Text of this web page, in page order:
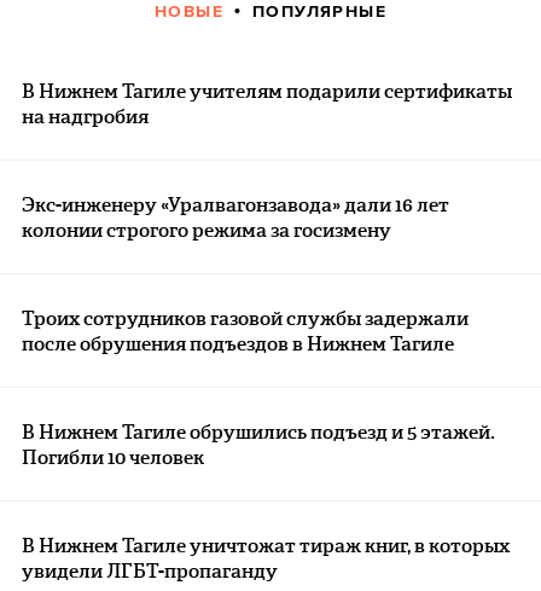
НОВЫЕ ПОПУЛЯРНЫЕ
В Нижнем Тагиле учителям подарили сертификаты
на надгробия
Экс-инженеру «Уралвагонзавода» дали 16 лет
колонии строгого режима за госизмену
Троих сотрудников газовой службы задержали
после обрушения подъездов в Нижнем Тагиле
В Нижнем Тагиле обрушились подъезд и 5 этажей.
Погибли 10 человек
В Нижнем Тагиле уничтожат тираж книг, в которых
увидели ЛГБТ-пропаганду